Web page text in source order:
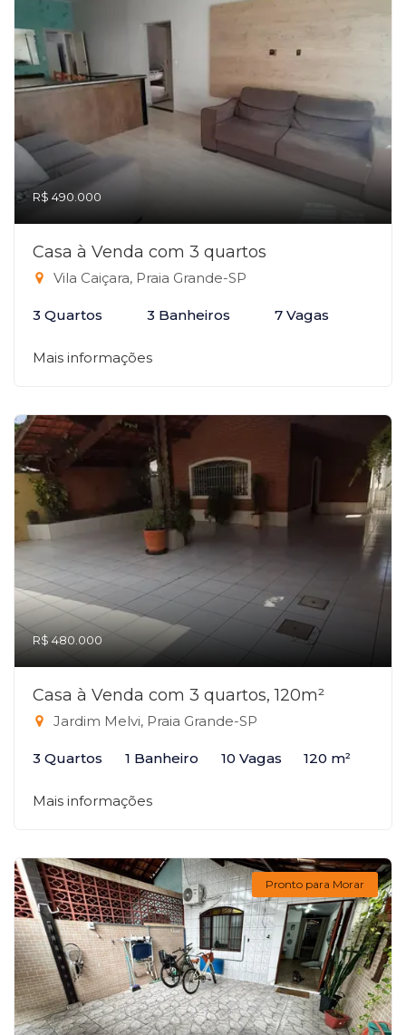
R$ 490.000
Casa à Venda com 3 quartos
Vila Caiçara, Praia Grande-SP
3 Quartos 3 Banheiros 7 Vagas
Mais informações
R$ 480.000
Casa à Venda com 3 quartos, 120m²
Jardim Melvi, Praia Grande-SP
3 Quartos 1 Banheiro 10 Vagas 120 m²
Mais informações
Pronto para Morar